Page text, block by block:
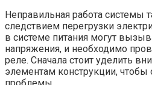
Неправильная работа системы
следствием перегрузки
в системе питания могут
напряжения, и необходимо
реле. Сначала стоит уделить
элементам конструкции, чтобы
проблемы.